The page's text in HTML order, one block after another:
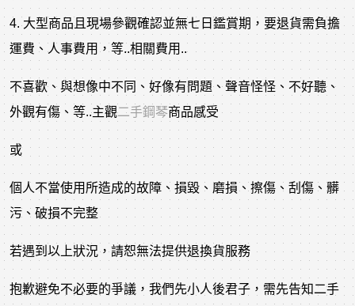
4. 大型商品且現場參觀確認並無七日鑑賞期，要退貨需負擔
運費、人事費用，等..相關費用..
不喜歡、與想像中不同、好像有問題、聲音怪怪、不好聽、
外觀有傷、等..主觀二手鋼琴商品感受
或
個人不當使用所造成的故障、損毀、磨損、擦傷、刮傷、髒
污、破損不完整
若遇到以上狀況，請恕無法提供退換貨服務
抱歉避免不必要的爭議，我們先小人後君子，需先告知二手